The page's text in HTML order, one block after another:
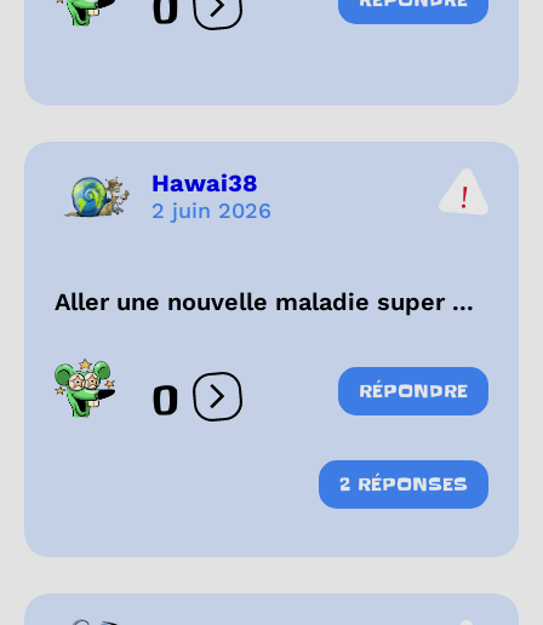
Ouvrir les réactions
Hawai38
2 juin 2026
Aller une nouvelle maladie super ...
0 Ouvrir les réactions
RÉPONDRE
2 RÉPONSES